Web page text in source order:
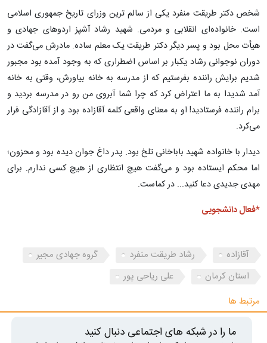
شخص دکتر طریقت منفرد یکی از سالم ترین وزرای تاریخ جمهوری اسلامی
است. خانواده‌ای انقلابی و مردمی. شهید رشاد آشپز اردوهای جهادی و
هیأت محل بود و پسر دیگر دکتر طریقت یک معلم ساده. مادرش می‌گفت در
دوران نوجوانی رشاد یکبار بر اساس اضطراری که به وجود آمده بود مجبور
شدیم برایش راننده بفرستیم که از مدرسه به خانه بیاورش، وقتی به خانه
آمد شدیدا به ما اعتراض کرد که چرا شما آبروی من رو در مدرسه بردید و
برام راننده فرستادید! او به معنای واقعی کلمه آقازاده بود و از آقازادگی فرار
می‌کرد.
دیدار با خانواده شهید باباخانی تلخ بود. پدر داغ جوان دیده بود و محزون؛
اما محکم ایستاده بود و می‌گفت هیچ انتظاری از هیچ کسی ندارم. برای
مهدی جدیدی دعا کنید... در کماست.
*فعال دانشجویی
آقازاده رشاد طریقت منفرد
گروه جهادی مجیر
استان کرمان
علی ریاحی پور
مرتبط ها
ما را در شبکه های اجتماعی دنبال کنید